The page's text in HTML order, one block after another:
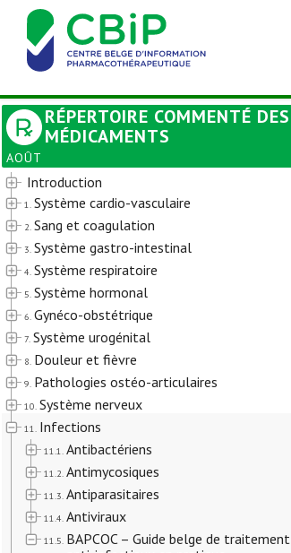
RÉPERTOIRE COMMENTÉ DES
MÉDICAMENTS
AOÛT
Introduction
1. Système cardio-vasculaire
2. Sang et coagulation
3. Système gastro-intestinal
4. Système respiratoire
5. Système hormonal
6. Gynéco-obstétrique
7. Système urogénital
8. Douleur et fièvre
9. Pathologies ostéo-articulaires
10. Système nerveux
11. Infections
11.1. Antibactériens
11.2. Antimycosiques
11.3. Antiparasitaires
11.4. Antiviraux
11.5. BAPCOC – Guide belge de traitement